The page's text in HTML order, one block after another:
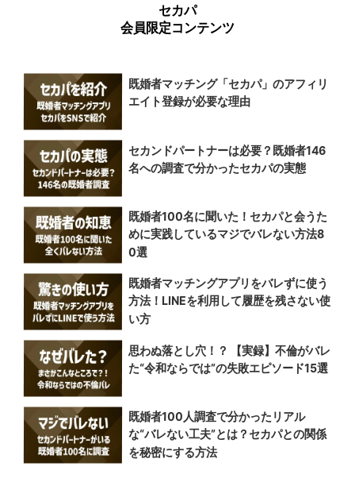
セカパ
会員限定コンテンツ
既婚者マッチング「セカパ」のアフィリ
エイト登録が必要な理由
セカンドパートナーは必要？既婚者146
名への調査で分かったセカパの実態
既婚者100名に聞いた！セカパと会うた
めに実践しているマジでバレない方法8
0選
既婚者マッチングアプリをバレずに使う
方法！LINEを利用して履歴を残さない使
い方
思わぬ落とし穴！？ 【実録】不倫がバレ
た“令和ならでは”の失敗エピソード15選
既婚者100人調査で分かったリアル
な“バレない工夫”とは？セカパとの関係
を秘密にする方法